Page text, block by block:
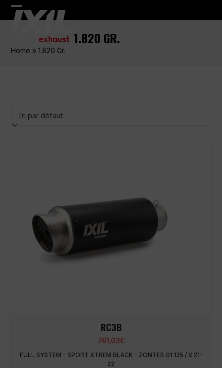
Skip
Open
menu
Close
menu
1.820 GR.
Home »1.820 Gr.
RC3B
761,03€
FULL SYSTEM - SPORT XTREM BLACK - ZONTES G1 125 / X 21-
22